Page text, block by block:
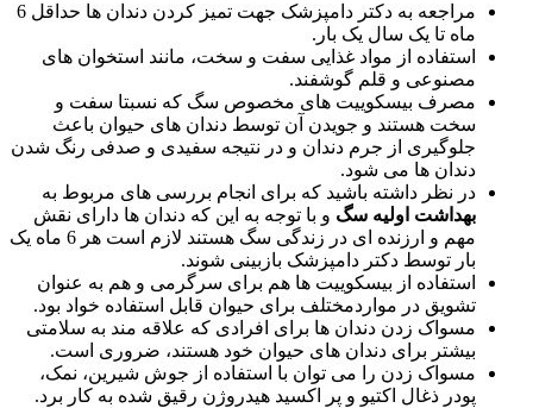
مراجعه به دکتر دامپزشک جهت تمیز کردن دندان ها حداقل 6
ماه تا یک سال یک بار.
استفاده از مواد غذایی سفت و سخت، مانند استخوان های
مصنوعی و قلم گوشفند.
مصرف بیسکوییت های مخصوص سگ که نسبتا سفت و
سخت هستند و جویدن آن توسط دندان های حیوان باعث
جلوگیری از جرم دندان و در نتیجه سفیدی و صدفی رنگ شدن
دندان ها می شود.
در نظر داشته باشید که برای انجام بررسی های مربوط به
بهداشت اولیه سگ و با توجه به این که دندان ها دارای نقش
مهم و ارزنده ای در زندگی سگ هستند لازم است هر 6 ماه یک
بار توسط دکتر دامپزشک بازبینی شوند.
استفاده از بیسکوییت ها هم برای سرگرمی و هم به عنوان
تشویق در مواردمختلف برای حیوان قابل استفاده خواد بود.
مسواک زدن دندان ها برای افرادی که علاقه مند به سلامتی
بیشتر برای دندان های حیوان خود هستند، ضروری است.
مسواک زدن را می توان با استفاده از جوش شیرین، نمک،
پودر ذغال اکتیو و پر اکسید هیدروژن رقیق شده به کار برد.